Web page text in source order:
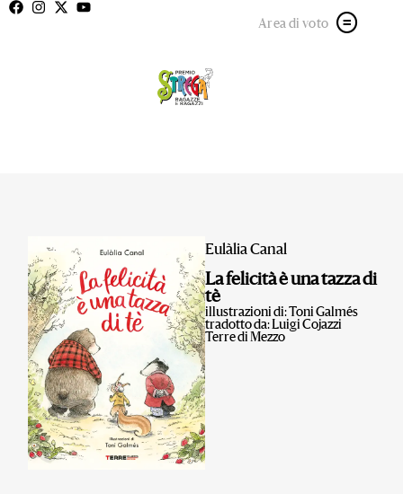
Area di voto
Eulàlia Canal
La felicità è una tazza di
tè
illustrazioni di: Toni Galmés
tradotto da: Luigi Cojazzi
Terre di Mezzo